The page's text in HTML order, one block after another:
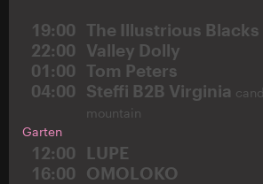
19:00
The Illustrious Blacks
22:00
Valley Dolly
01:00
Tom Peters
04:00
Steffi B2B Virginia
mountain
Garten
12:00
LUPE
16:00
OMOLOKO